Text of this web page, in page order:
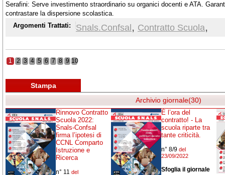
Serafini: Serve investimento straordinario su organici docenti e ATA.
contrastare la dispersione scolastica.
Argomenti Trattati:
Snals.Confsal, Contratto Scuola,
1 2 3 4 5 6 7 8 9 10
Stampa
Archivio giornale(30)
Rinnovo Contratto
Scuola 2022:
Snals-Confsal
firma l’ipotesi di
CCNL Comparto
Istruzione e
Ricerca
n° 11 del
È l’ora del
contratto! - La
scuola riparte tra
tante criticità.
n° 8/9 del
23/09/2022
Sfoglia il giornale